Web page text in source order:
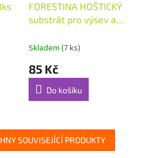
FORESTINA HOŠTICKÝ
substrát pro výsev a
Skladem (7 ks)
85 Kč
Do košíku
SOUVISEJÍCÍ PRODUKTY